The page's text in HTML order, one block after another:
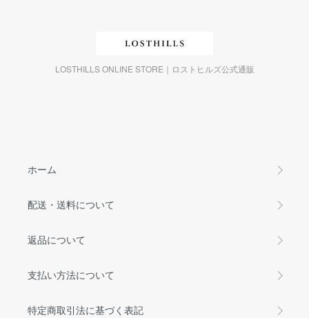
LOSTHILLS ONLINE STORE｜ロストヒルズ公式通販
ホーム
配送・送料について
返品について
支払い方法について
特定商取引法に基づく表記